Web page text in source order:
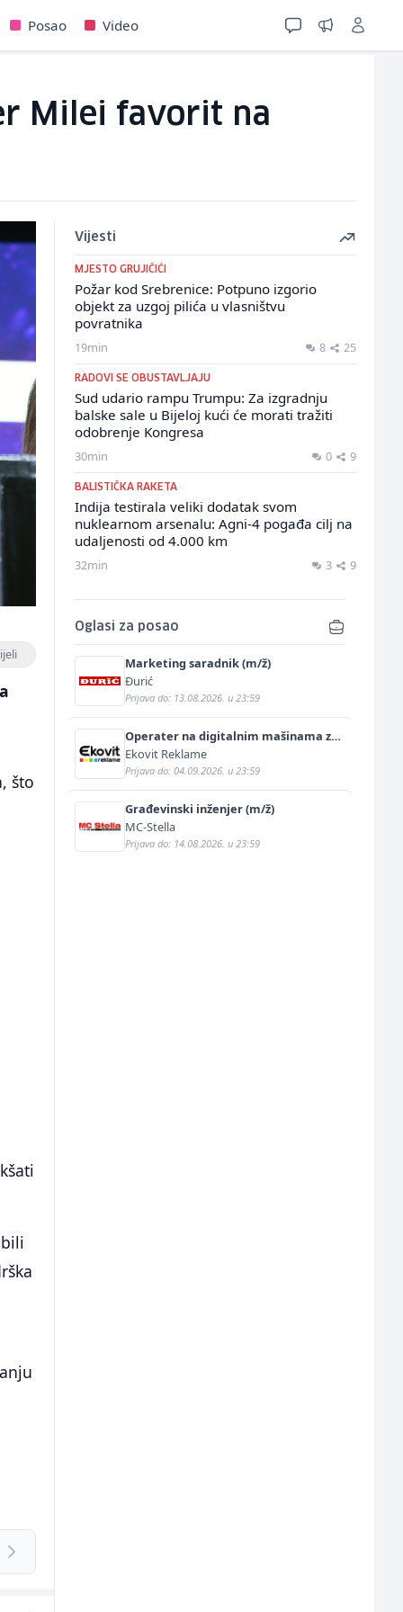
Posao Video
Milei favorit na
što
Vijesti
MJESTO GRUJIČIĆI
Požar kod Srebrenice: Potpuno izgorio
objekt za uzgoj pilića u vlasništvu
povratnika
19min 8 25
RADOVI SE OBUSTAVLJAJU
Sud udario rampu Trumpu: Za izgradnju
balske sale u Bijeloj kući će morati tražiti
odobrenje Kongresa
30min 0 9
BALISTIČKA RAKETA
Indija testirala veliki dodatak svom
nuklearnom arsenalu: Agni-4 pogađa cilj na
udaljenosti od 4.000 km
32min 3 9
Oglasi za posao
Marketing saradnik (m/ž)
Đurić
Prijava do: 13.08.2026. u 23:59
Operater na digitalnim mašinama za
štampu i doradu (m/ž)
Ekovit Reklame
Prijava do: 04.09.2026. u 23:59
Građevinski inženjer (m/ž)
MC-Stella
Prijava do: 14.08.2026. u 23:59